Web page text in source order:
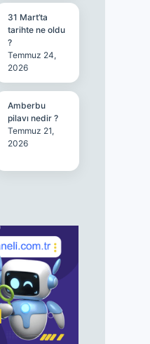
31 Mart’ta
tarihte ne oldu
?
Temmuz 24,
2026
Amberbu
pilavı nedir ?
Temmuz 21,
2026